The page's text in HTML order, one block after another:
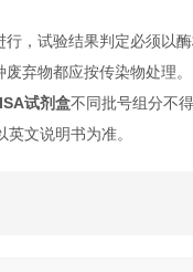
，试验结果判定必须以
弃物都应按传染物处理。
试剂盒不同批号组分不
文说明书为准。